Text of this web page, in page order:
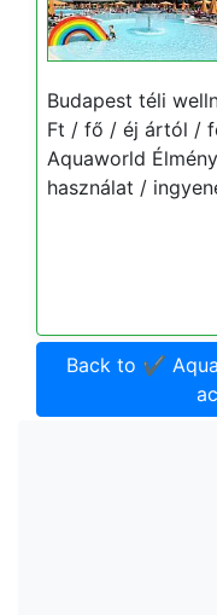
Budapest téli
Ft / fő / éj ártól /
Aquaworld
használat /
Back to ✔️